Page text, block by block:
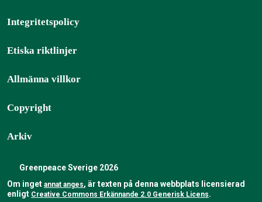
Integritetspolicy
Etiska riktlinjer
Allmänna villkor
Copyright
Arkiv
Greenpeace Sverige 2026
Om inget annat anges, är texten på denna webbplats licensierad
enligt Creative Commons Erkännande 2.0 Generisk Licens.